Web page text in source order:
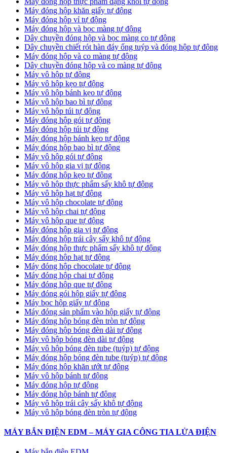
Máy đóng hộp khăn giấy tự động
Máy đóng hộp vỉ tự động
Máy đóng hộp và bọc màng tự động
Dây chuyền đóng hộp và bọc màng co tự động
Dây chuyền chiết rót hàn đáy ống tuýp và đóng hộp tự động
Máy đóng hộp và co màng tự động
Dây chuyền đóng hộp và co màng tự động
Máy vô hộp tự động
Máy vô hộp kẹo tự động
Máy vô hộp bánh kẹo tự động
Máy vô hộp bao bì tự động
Máy vô hộp túi tự động
Máy đóng hộp gói tự động
Máy đóng hộp túi tự động
Máy đóng hộp bánh kẹo tự động
Máy đóng hộp bao bì tự động
Máy vô hộp gói tự động
Máy vô hộp gia vị tự động
Máy đóng hộp kẹo tự động
Máy vô hộp thực phẩm sấy khô tự động
Máy vô hộp hạt tự động
Máy vô hộp chocolate tự động
Máy vô hộp chai tự động
Máy vô hộp que tự động
Máy đóng hộp gia vị tự động
Máy đóng hộp trái cây sấy khô tự động
Máy đóng hộp thực phẩm sấy khô tự động
Máy đóng hộp hạt tự động
Máy đóng hộp chocolate tự động
Máy đóng hộp chai tự động
Máy đóng hộp que tự động
Máy đóng gói hộp giấy tự động
Máy bọc hộp giấy tự động
Máy đóng sản phẩm vào hộp giấy tự động
Máy đóng hộp bóng đèn tròn tự động
Máy đóng hộp bóng đèn dài tự động
Máy vô hộp bóng đèn dài tự động
Máy vô hộp bóng đèn tube (tuýp) tự động
Máy đóng hộp bóng đèn tube (tuýp) tự động
Máy đóng hộp khăn ướt tự động
Máy vô hộp bánh tự động
Máy đóng hộp tự động
Máy đóng hộp bánh tự động
Máy vô hộp trái cây sấy khô tự động
Máy vô hộp bóng đèn tròn tự động
MÁY BẮN ĐIỆN EDM – MÁY GIA CÔNG TIA LỬA ĐIỆN